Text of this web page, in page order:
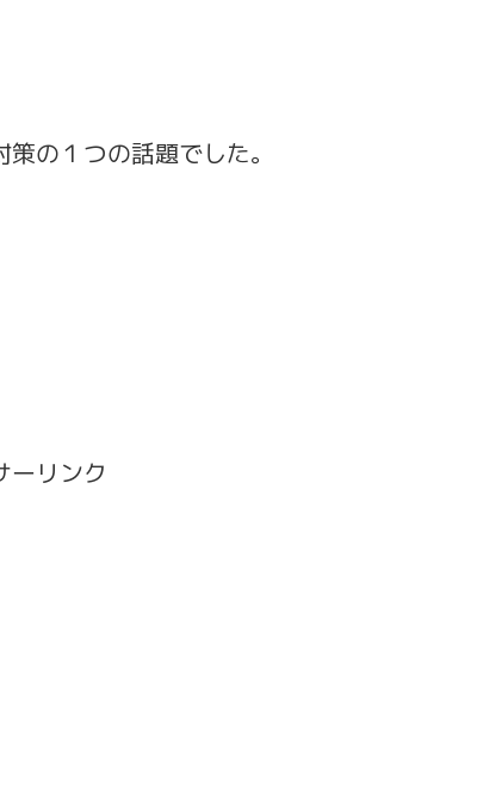
の１つの話題でした。
ーリンク